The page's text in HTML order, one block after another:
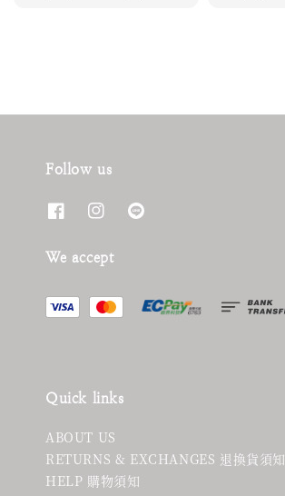
Follow us
We accept
Quick links
ABOUT US
RETURNS & EXCHANGES 退換貨須知
HELP 購物須知